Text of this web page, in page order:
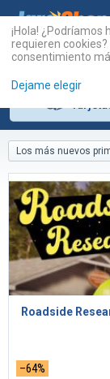
Los más nuevos
Roadside
–64%
¡Hola!
requieren
consentimiento
Dejame elegir